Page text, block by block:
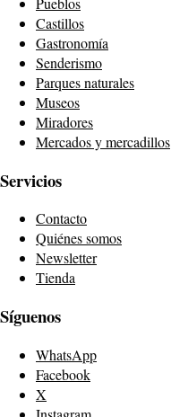
Castillos
Gastronomía
Senderismo
Parques naturales
Museos
Miradores
Mercados y mercadillos
Servicios
Contacto
Quiénes somos
Newsletter
Tienda
Síguenos
WhatsApp
Facebook
X